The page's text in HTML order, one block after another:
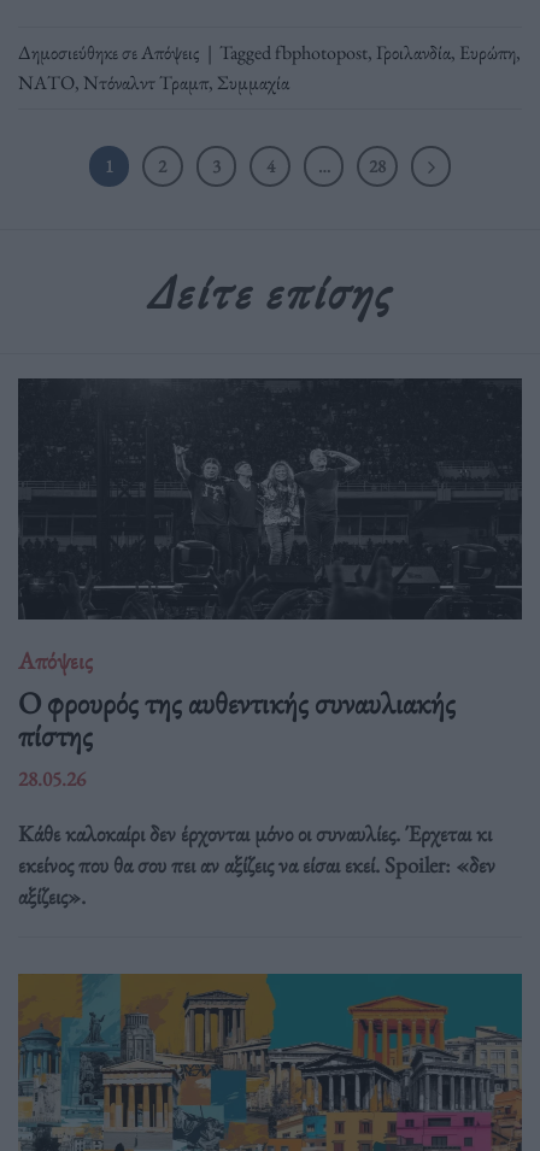
Δημοσιεύθηκε σεΑπόψεις | Taggedfbphotopost, Γροιλανδία, Ευρώπη,
ΝΑΤΟ, Ντόναλντ Τραμπ, Συμμαχία
1 2 3 4 … 28
Δείτε επίσης
Απόψεις
O φρουρός της αυθεντικής συναυλιακής
πίστης
28.05.26
Κάθε καλοκαίρι δεν έρχονται μόνο οι συναυλίες. Έρχεται κι
εκείνος που θα σου πει αν αξίζεις να είσαι εκεί. Spoiler: «δεν
αξίζεις».